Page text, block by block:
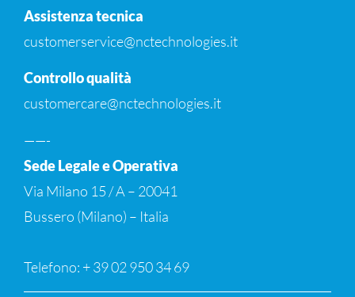
Assistenza tecnica
customerservice@nctechnologies.it
Controllo qualità
customercare@nctechnologies.it
——-
Sede Legale e Operativa
Via Milano 15 / A – 20041
Bussero (Milano) – Italia
Telefono: + 39 02 950 34 69